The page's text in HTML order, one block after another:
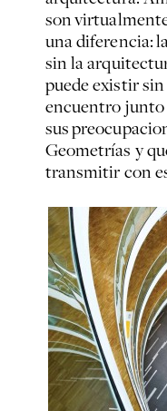
son
una diferencia:
sin la
puede existir
encuentro junto
sus
Geometrías y
transmitir con